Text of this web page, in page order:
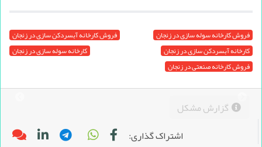
فروش کارخانه سوله سازی در زنجان
فروش کارخانه آبسردکن سازی در زنجان
کارخانه آبسردکن سازی در زنجان
کارخانه سوله سازی در زنجان
فروش کارخانه صنعتی در زنجان
گزارش مشکل
اشتراک گذاری: